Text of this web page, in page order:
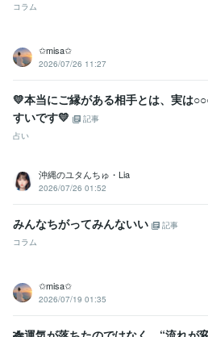
コラム
✩misa✩
2026/07/26 11:27
💛本当にご縁がある相手とは、実は
すいです💛
記事
占い
沖縄のユタんちゅ・Lia
2026/07/26 01:52
みんなちがってみんないい
記事
コラム
✩misa✩
2026/07/19 01:35